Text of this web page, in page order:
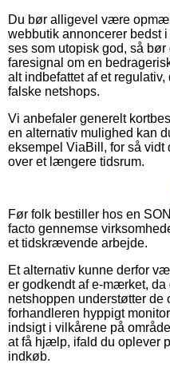
Du bør alligevel være
webbutik annoncerer bedst
ses som utopisk god, så
faresignal om en
alt indbefattet af et
falske netshops.
Vi anbefaler generelt
en alternativ mulighed kan
eksempel ViaBill, for så
over et længere tidsrum.
Før folk bestiller hos en
facto gennemse
et tidskrævende arbejde.
Et alternativ kunne derfor
er godkendt af e-mærket,
netshoppen understøtter de
forhandleren hyppigt
indsigt i vilkårene på
at få hjælp, ifald du oplever
indkøb.